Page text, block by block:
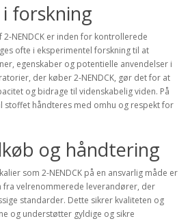
forskning
NENDCK er inden for kontrollerede
ofte i eksperimentel forskning til at
egenskaber og potentielle anvendelser i
der køber 2-NENDCK, gør det for at
og bidrage til videnskabelig viden. På
stoffet håndteres med omhu og respekt for
og håndtering
som 2-NENDCK på en ansvarlig måde er
velrenommerede leverandører, der
standarder. Dette sikrer kvaliteten og
og understøtter gyldige og sikre